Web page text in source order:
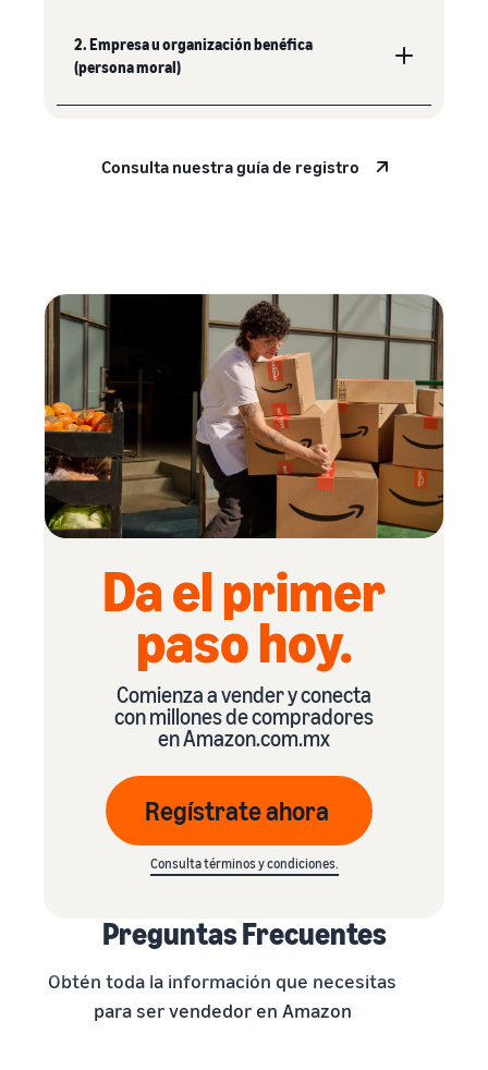
2. Empresa u organización benéfica
(persona moral)
Consulta nuestra guía de registro
Da el primer
paso hoy.
Comienza a vender y conecta
con millones de compradores
en Amazon.com.mx
Regístrate ahora
Consulta términos y condiciones.
Preguntas Frecuentes
Obtén toda la información que necesitas
para ser vendedor en Amazon